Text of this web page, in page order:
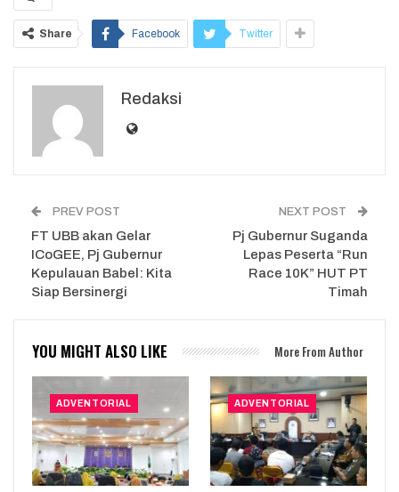
Share Facebook Twitter
Redaksi
PREV POST
FT UBB akan Gelar
ICoGEE, Pj Gubernur
Kepulauan Babel: Kita
Siap Bersinergi
NEXT POST
Pj Gubernur Suganda
Lepas Peserta “Run
Race 10K” HUT PT
Timah
YOU MIGHT ALSO LIKE More From Author
ADVENTORIAL ADVENTORIAL